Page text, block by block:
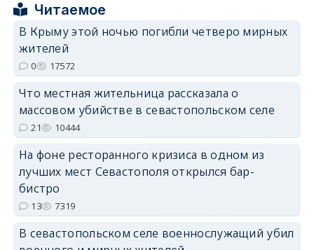
Читаемое
В Крыму этой ночью погибли четверо мирных
жителей
0 17572
Что местная жительница рассказала о
массовом убийстве в севастопольском селе
21 10444
На фоне ресторанного кризиса в одном из
лучших мест Севастополя открылся бар-
бистро
13 7319
В севастопольском селе военнослужащий убил